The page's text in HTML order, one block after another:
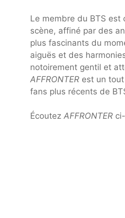
Le membre du BTS est
scène, affiné par des
plus fascinants du
aiguës et des
notoirement gentil et
AFFRONTER est un
fans plus récents de
Écoutez AFFRONTER